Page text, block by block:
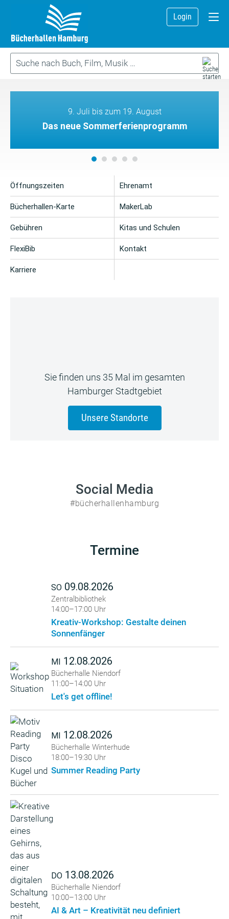
Login
9. Juli bis zum 19. August
Das neue Sommerferienprogramm
Öffnungszeiten
Bücherhallen-Karte
Gebühren
FlexiBib
Karriere
Ehrenamt
MakerLab
Kitas und Schulen
Kontakt
Sie finden uns 35 Mal im gesamten
Hamburger Stadtgebiet
Unsere Standorte
Social Media
#bücherhallenhamburg
Termine
SO 09.08.2026
Zentralbibliothek
14:00–17:00 Uhr
Kreativ-Workshop: Gestalte deinen
Sonnenfänger
MI 12.08.2026
Bücherhalle Niendorf
11:00–14:00 Uhr
Let's get offline!
MI 12.08.2026
Bücherhalle Winterhude
18:00–19:30 Uhr
Summer Reading Party
DO 13.08.2026
Bücherhalle Niendorf
10:00–13:00 Uhr
AI & Art – Kreativität neu definiert